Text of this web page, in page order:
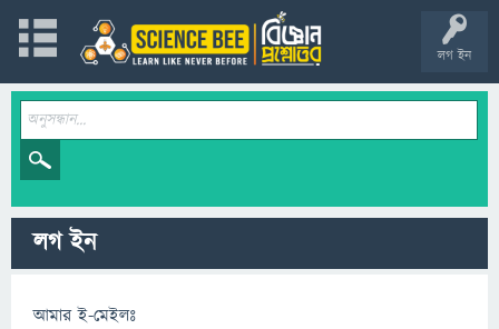
লগ ইন
লগ ইন
আমার ই-মেইলঃ